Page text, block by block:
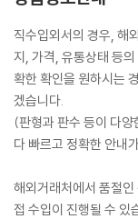
직수입외서의 경우, 해
지, 가격, 유통상태 등
확한 확인을 원하시는
겠습니다.
(판형과 판수 등이 다
다 빠르고 정확한 안내
해외거래처에서 품절
접 수입이 진행될 수 있